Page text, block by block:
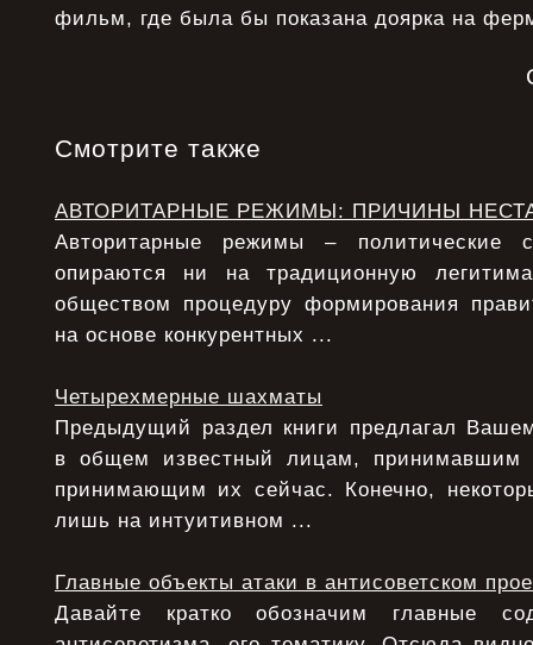
фильм, где была бы показана дояpка на
Смотрите также
АВТОРИТАРНЫЕ РЕЖИМЫ: ПРИЧИНЫ
Авторитарные режимы – политические
опираются ни на традиционную
обществом процедуру формирования
на основе конкурентных ...
Четырехмерные шахматы
Предыдущий раздел книги предлагал
в общем известный лицам,
принимающим их сейчас. Конечно,
лишь на интуитивном ...
Главные объекты атаки в антисоветском
Давайте кратко обозначим главные